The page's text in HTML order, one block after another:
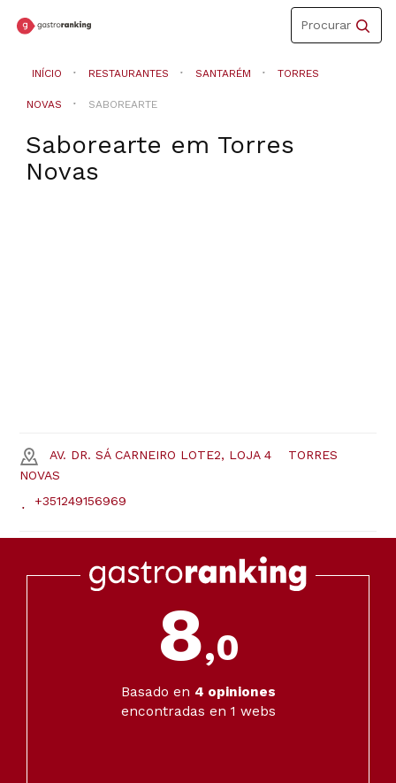
Toggle
navigation
Procurar
INÍCIO RESTAURANTES SANTARÉM TORRES
NOVAS SABOREARTE
Saborearte em Torres
Novas
AV. DR. SÁ CARNEIRO LOTE2, LOJA 4
TORRES
NOVAS
+351249156969
8,0
Basado en 4 opiniones
encontradas en 1 webs